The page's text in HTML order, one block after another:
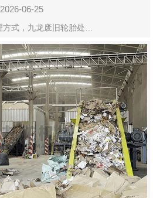
资源
2026-06-25
式，九龙废旧轮胎处…